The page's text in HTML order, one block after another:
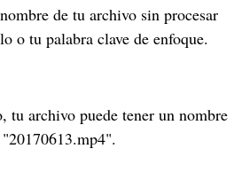
de tu archivo sin procesar
o tu palabra clave de enfoque.
tu archivo puede tener un nombre